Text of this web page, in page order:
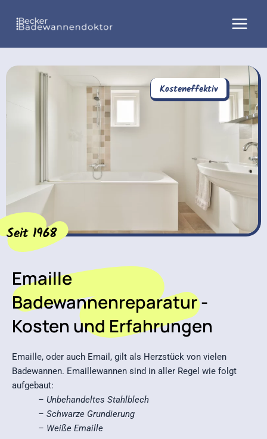
Inhalt
Seit 1968
Kosteneffektiv
Emaille
Badewannenreparatur -
Kosten und Erfahrungen
Emaille, oder auch Email, gilt als Herzstück von vielen
Badewannen. Emaillewannen sind in aller Regel wie folgt
aufgebaut:
– Unbehandeltes Stahlblech
– Schwarze Grundierung
– Weiße Emaille